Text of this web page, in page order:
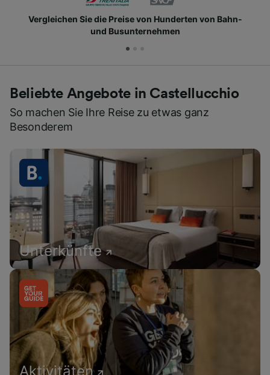
Vergleichen Sie die Preise von Hunderten von Bahn-
und Busunternehmen
Beliebte Angebote in Castellucchio
So machen Sie Ihre Reise zu etwas ganz
Besonderem
Unterkünfte
Aktivitäten